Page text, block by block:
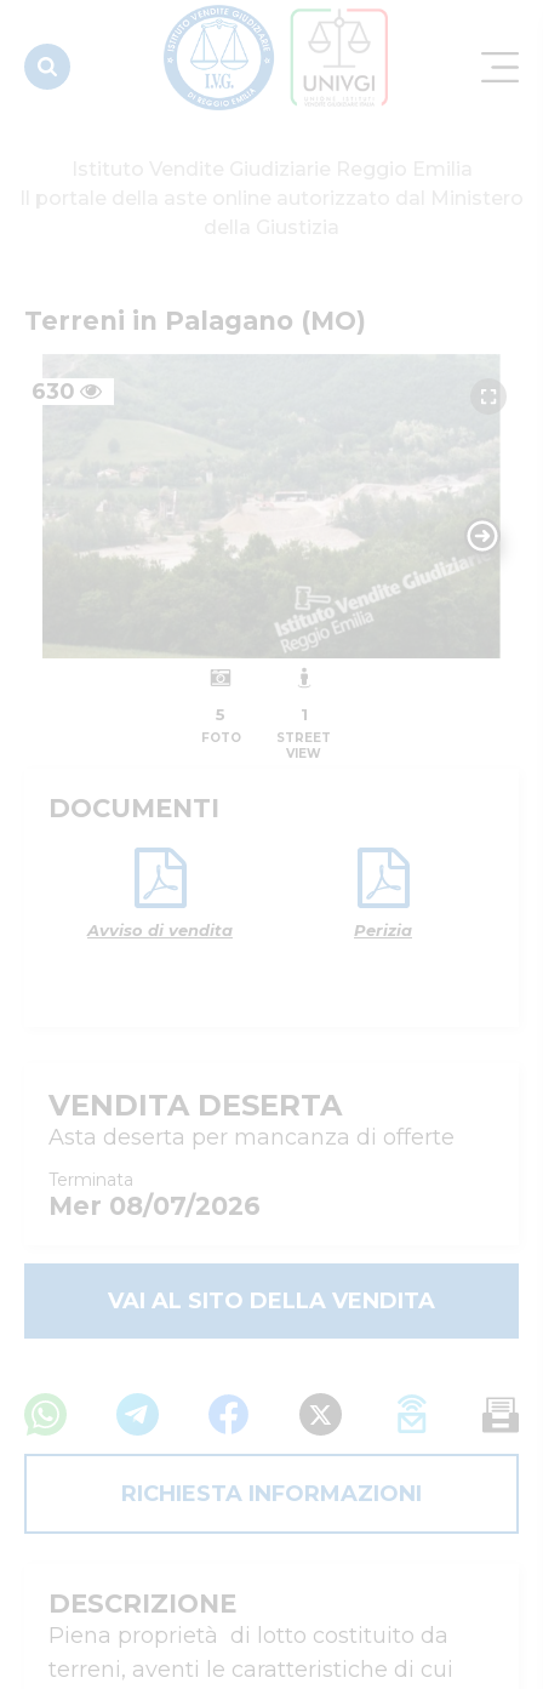
Terreni in Palagano (MO)
630
5
FOTO
1
STREET
VIEW
DOCUMENTI
Avviso di vendita Perizia
VENDITA DESERTA
Asta deserta per mancanza di offerte
Terminata
Mer 08/07/2026
VAI AL SITO DELLA VENDITA
RICHIESTA INFORMAZIONI
DESCRIZIONE
Piena proprietà  di lotto costituito da
terreni, aventi le caratteristiche di cui